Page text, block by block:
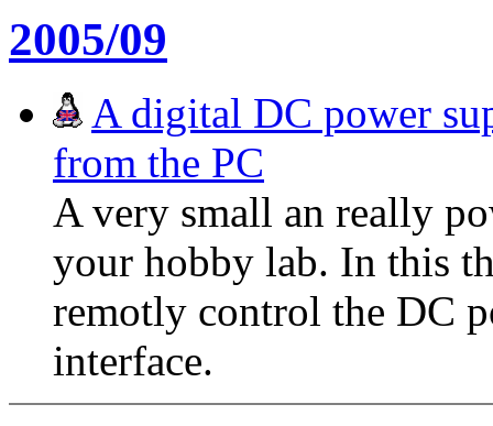
2005/09
A digital DC power
from the PC
A very small an really
your hobby lab. In this
remotly control the DC
interface.